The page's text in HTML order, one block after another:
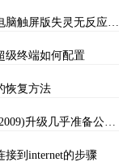
脑触屏版失灵无反应…
级终端如何配置
恢复方法
升级几乎准备公…
接到internet的步骤